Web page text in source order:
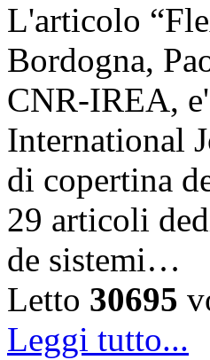
L'articolo
Bordogna,
CNR-IREA,
International
di copertina
29 articoli
de sistemi…
Letto 30695
Leggi tutto...